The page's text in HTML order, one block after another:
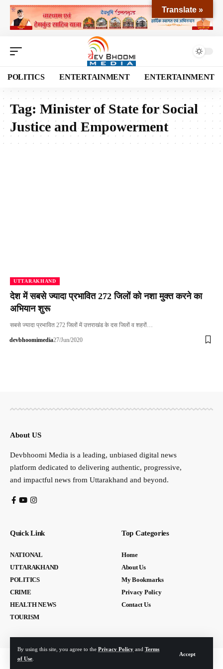
By using this site, you agree to the Privacy Policy and Terms
of Use
Accept
POLITICS ENTERTAINMENT ENTERTAINMENT
Tag: Minister of State for Social
Justice and Empowerment
UTTARAKHAND
देश में सबसे ज्यादा प्रभावित 272 जिलों को नशा मुक्त करने का
अभियान शुरू
सबसे ज्यादा प्रभावित 272 जिलों में उत्तराखंड के दस जिलों व शहरों…
devbhoomimedia27/Jun/2020
About US
Devbhoomi Media is a leading, unbiased digital news
platform dedicated to delivering authentic, progressive,
and impactful news from Uttarakhand and beyond.
Quick Link
NATIONAL
UTTARAKHAND
POLITICS
CRIME
HEALTH NEWS
TOURISM
Top Categories
Home
About Us
My Bookmarks
Privacy Policy
Contact Us
Translate »